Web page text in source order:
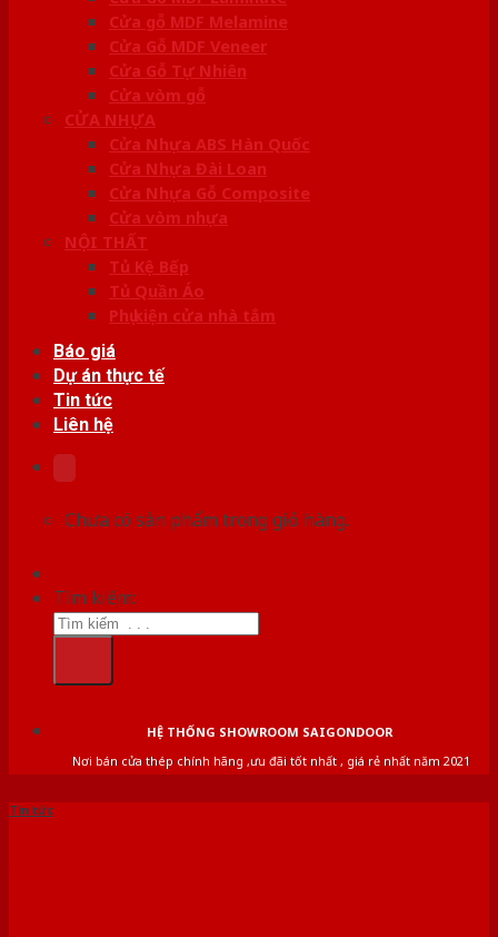
Cửa gỗ MDF Melamine
Cửa Gỗ MDF Veneer
Cửa Gỗ Tự Nhiên
Cửa vòm gỗ
CỬA NHỰA
Cửa Nhựa ABS Hàn Quốc
Cửa Nhựa Đài Loan
Cửa Nhựa Gỗ Composite
Cửa vòm nhựa
NỘI THẤT
Tủ Kệ Bếp
Tủ Quần Áo
Phụ kiện cửa nhà tắm
Báo giá
Dự án thực tế
Tin tức
Liên hệ
Chưa có sản phẩm trong giỏ hàng.
Tìm kiếm:
HỆ THỐNG SHOWROOM SAIGONDOOR
Nơi bán cửa thép chính hãng ,ưu đãi tốt nhất , giá rẻ nhất năm 2021
Tin tức